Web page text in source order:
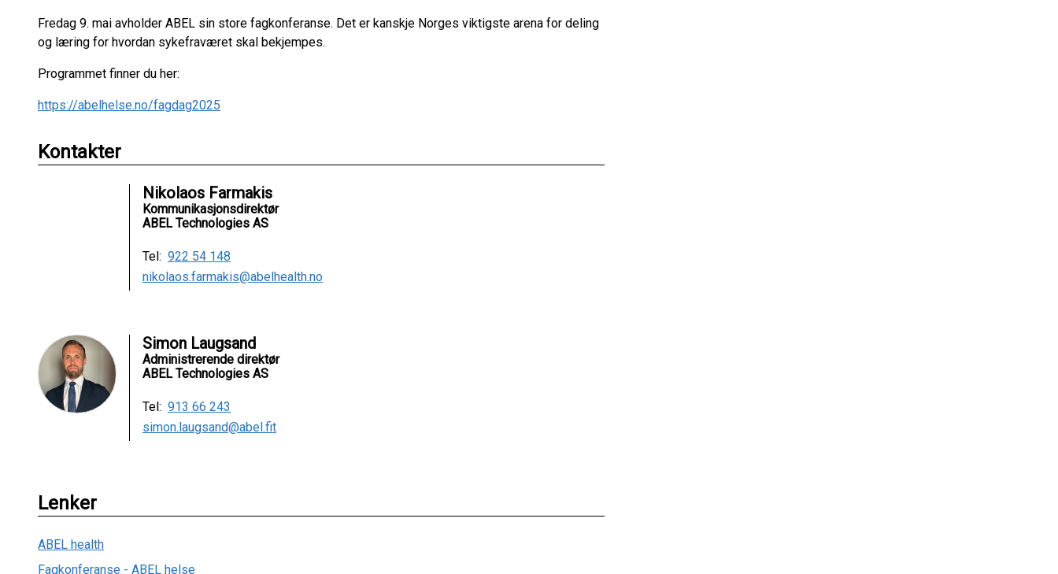
Fredag 9. mai avholder ABEL sin store fagkonferanse. Det er kanskje Norges viktigste arena for deling
og læring for hvordan sykefraværet skal bekjempes.
Programmet finner du her:
https://abelhelse.no/fagdag2025
Kontakter
Nikolaos Farmakis
Kommunikasjonsdirektør
ABEL Technologies AS
Tel: 922 54 148
nikolaos.farmakis@abelhealth.no
Simon Laugsand
Administrerende direktør
ABEL Technologies AS
Tel: 913 66 243
simon.laugsand@abel.fit
Lenker
ABEL health
Fagkonferanse - ABEL helse